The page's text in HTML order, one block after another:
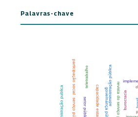
Palavras-chave